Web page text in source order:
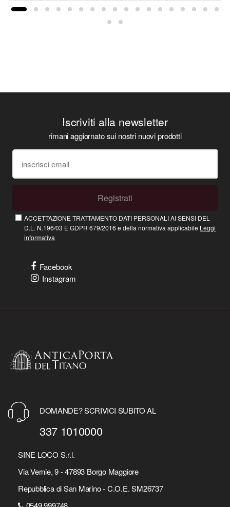
Iscriviti alla newsletter
rimani aggiornato sui nostri nuovi prodotti
Registrati
ACCETTAZIONE TRATTAMENTO DATI PERSONALI AI SENSI DEL
D.L. N.196/03 E GDPR 679/2016 e della normativa applicabile Leggi
informativa
Facebook
Instagram
DOMANDE? SCRIVICI SUBITO AL
337 1010000
SINE LOCO S.r.l.
Via Vernie, 9 - 47893 Borgo Maggiore
Repubblica di San Marino - C.O.E. SM26737